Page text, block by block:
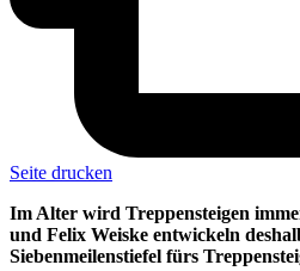
Seite drucken
Im Alter wird Treppensteigen
und Felix Weiske entwickeln
Siebenmeilenstiefel fürs